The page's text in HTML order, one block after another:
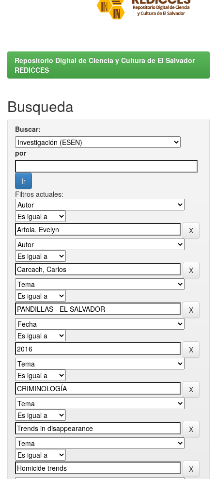
Repositorio Digital de Ciencia y Cultura de El Salvador
REDICCES
Busqueda
Buscar:
por
Filtros actuales: